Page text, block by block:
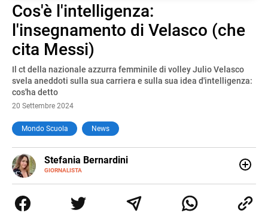
Cos'è l'intelligenza:
l'insegnamento di Velasco (che
cita Messi)
Il ct della nazionale azzurra femminile di volley Julio Velasco
svela aneddoti sulla sua carriera e sulla sua idea d'intelligenza:
cos'ha detto
20 Settembre 2024
Mondo Scuola News
Stefania Bernardini
GIORNALISTA
E-
MAIL
Tv di cronaca, politica, scuola, economia e spettacolo. Ha
esperienze nella redazione di testate giornalistiche online